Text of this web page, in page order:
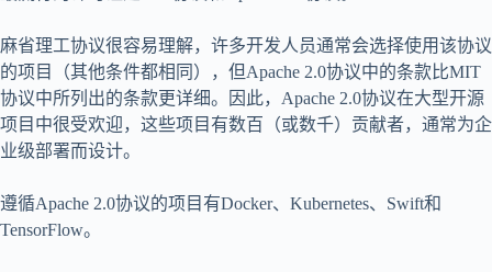
麻省理工协议很容易理解，许多开发人员通常会选择使用该协议
的项目（其他条件都相同），但Apache 2.0协议中的条款比MIT
协议中所列出的条款更详细。因此，Apache 2.0协议在大型开源
项目中很受欢迎，这些项目有数百（或数千）贡献者，通常为企
业级部署而设计。
遵循Apache 2.0协议的项目有Docker、Kubernetes、Swift和
TensorFlow。